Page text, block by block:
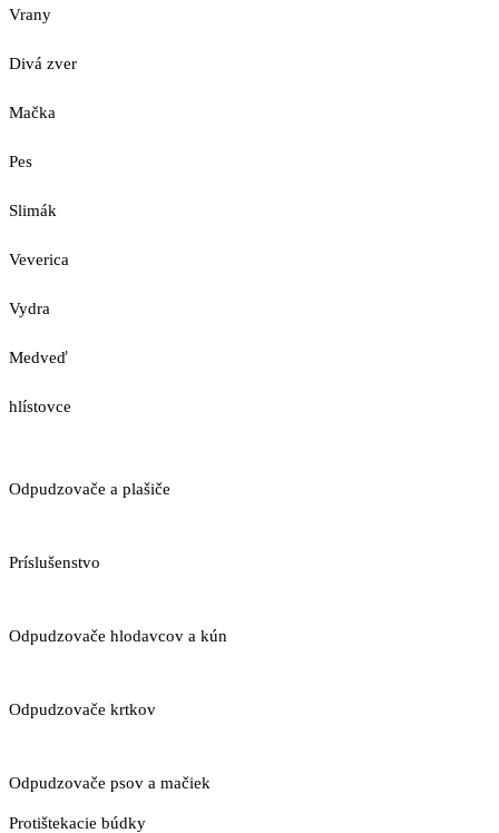
Vrany
Divá zver
Mačka
Pes
Slimák
Veverica
Vydra
Medveď
hlístovce
Odpudzovače a plašiče
Príslušenstvo
Odpudzovače hlodavcov a kún
Odpudzovače krtkov
Odpudzovače psov a mačiek
Protištekacie búdky